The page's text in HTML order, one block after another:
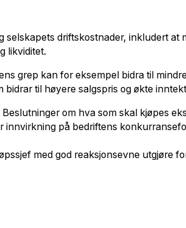
driftskostnader, inkludert at
likviditet.
grep kan for eksempel bidra til
til høyere salgspris og økte
om hva som skal kjøpes
innvirkning på bedriftens
med god reaksjonsevne utgjøre